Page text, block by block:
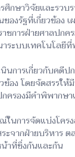
ศึกษาวิจัยและรวบ
องรัฐที่เกี่ยวข้อง
าชการฝ่ายศาลป
ะบบเทคโนโลยี
นินการเกี่ยวกับคดี
อง โดยจัดสรรใ
ครองมีคำพิพากษ
การจัดแบ่งโครง
ะจากฝ่ายบริหาร
าที่ซึ่งกันและกัน